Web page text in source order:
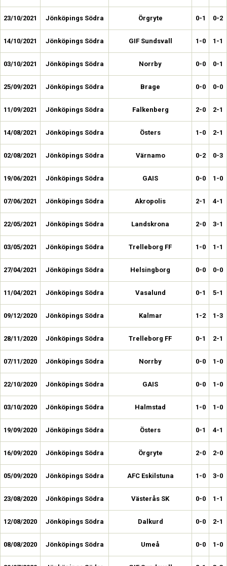
23/10/2021 Jönköpings Södra Örgryte 0-1 0-2
14/10/2021 Jönköpings Södra GIF Sundsvall 1-0 1-1
03/10/2021 Jönköpings Södra Norrby 0-0 0-1
25/09/2021 Jönköpings Södra Brage 0-0 0-0
11/09/2021 Jönköpings Södra Falkenberg 2-0 2-1
14/08/2021 Jönköpings Södra Östers 1-0 2-1
02/08/2021 Jönköpings Södra Värnamo 0-2 0-3
19/06/2021 Jönköpings Södra GAIS 0-0 1-0
07/06/2021 Jönköpings Södra Akropolis 2-1 4-1
22/05/2021 Jönköpings Södra Landskrona 2-0 3-1
03/05/2021 Jönköpings Södra Trelleborg FF 1-0 1-1
27/04/2021 Jönköpings Södra Helsingborg 0-0 0-0
11/04/2021 Jönköpings Södra Vasalund 0-1 5-1
09/12/2020 Jönköpings Södra Kalmar 1-2 1-3
28/11/2020 Jönköpings Södra Trelleborg FF 0-1 2-1
07/11/2020 Jönköpings Södra Norrby 0-0 1-0
22/10/2020 Jönköpings Södra GAIS 0-0 1-0
03/10/2020 Jönköpings Södra Halmstad 1-0 1-0
19/09/2020 Jönköpings Södra Östers 0-1 4-1
16/09/2020 Jönköpings Södra Örgryte 2-0 2-0
05/09/2020 Jönköpings Södra AFC Eskilstuna 1-0 3-0
23/08/2020 Jönköpings Södra Västerås SK 0-0 1-1
12/08/2020 Jönköpings Södra Dalkurd 0-0 2-1
08/08/2020 Jönköpings Södra Umeå 0-0 1-0